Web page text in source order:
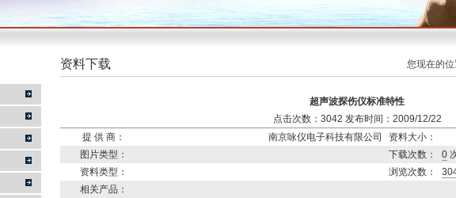
资料下载 您现在的位
超声波探伤仪标准特性
点击次数：3042 发布时间：2009/12/22
提 供 商：
南京咏仪电子科技有限公司
资料大小：
图片类型：
下载次数： 0
资料类型：
浏览次数：
相关产品：